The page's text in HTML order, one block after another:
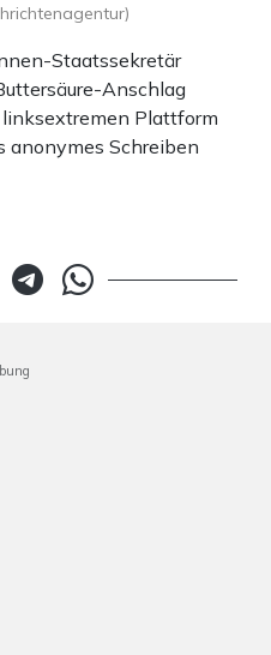
Staatssekretär
Anschlag
Plattform
anonymes Schreiben